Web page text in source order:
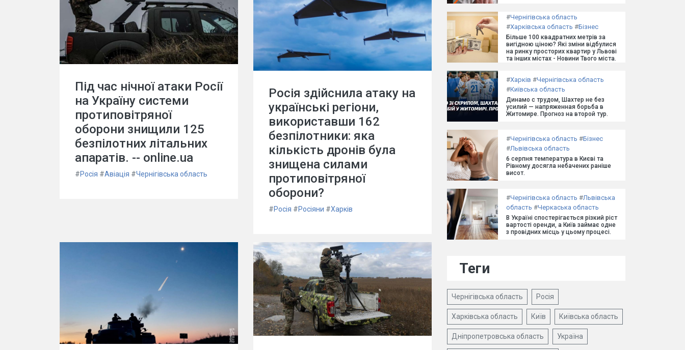
Під час нічної атаки Росії
на Україну системи
протиповітряної
оборони знищили 125
безпілотних літальних
апаратів. -- online.ua
#Росія #Авіація #Чернігівська область
Росія здійснила атаку на
українські регіони,
використавши 162
безпілотники: яка
кількість дронів була
знищена силами
протиповітряної
оборони?
#Росія #Росіяни #Харків
#Чернігівська область
#Харківська область #Бізнес
Більше 100 квадратних метрів за
вигідною ціною? Які зміни відбулися
на ринку просторих квартир у Львові
та інших містах - Новини Твого міста.
#Харків #Чернігівська область
#Київська область
Динамо с трудом, Шахтер не без
усилий — напряженная борьба в
Житомире. Прогноз на второй тур.
#Чернігівська область #Бізнес
#Львівська область
6 серпня температура в Києві та
Рівному досягла небачених раніше
висот.
#Чернігівська область #Львівська
область #Черкаська область
В Україні спостерігається різкий ріст
вартості оренди, а Київ займає одне
з провідних місць у цьому процесі.
Теги
Чернігівська область Росія
Харківська область Київ Київська область
Дніпропетровська область Україна